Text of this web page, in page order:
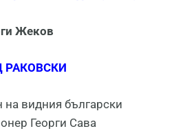
Жеков
РАКОВСКИ
на видния български
Георги Сава